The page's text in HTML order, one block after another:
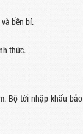
bền bỉ.
thức.
Bộ tời nhập khẩu bảo